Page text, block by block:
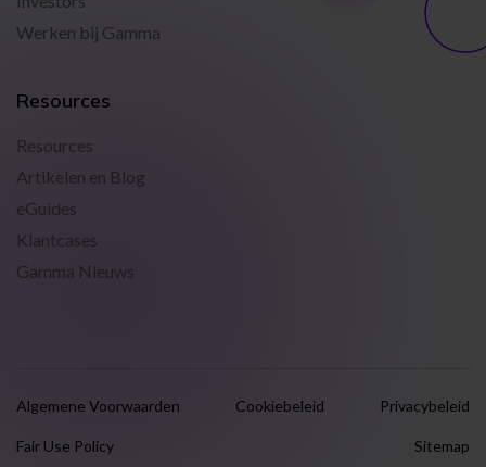
Werken bij Gamma
Resources
Resources
Artikelen en Blog
eGuides
Klantcases
Gamma Nieuws
Algemene Voorwaarden Cookiebeleid Privacybeleid
Fair Use Policy Sitemap